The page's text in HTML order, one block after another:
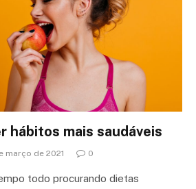
hábitos mais saudáveis
março de 2021 0
todo procurando dietas